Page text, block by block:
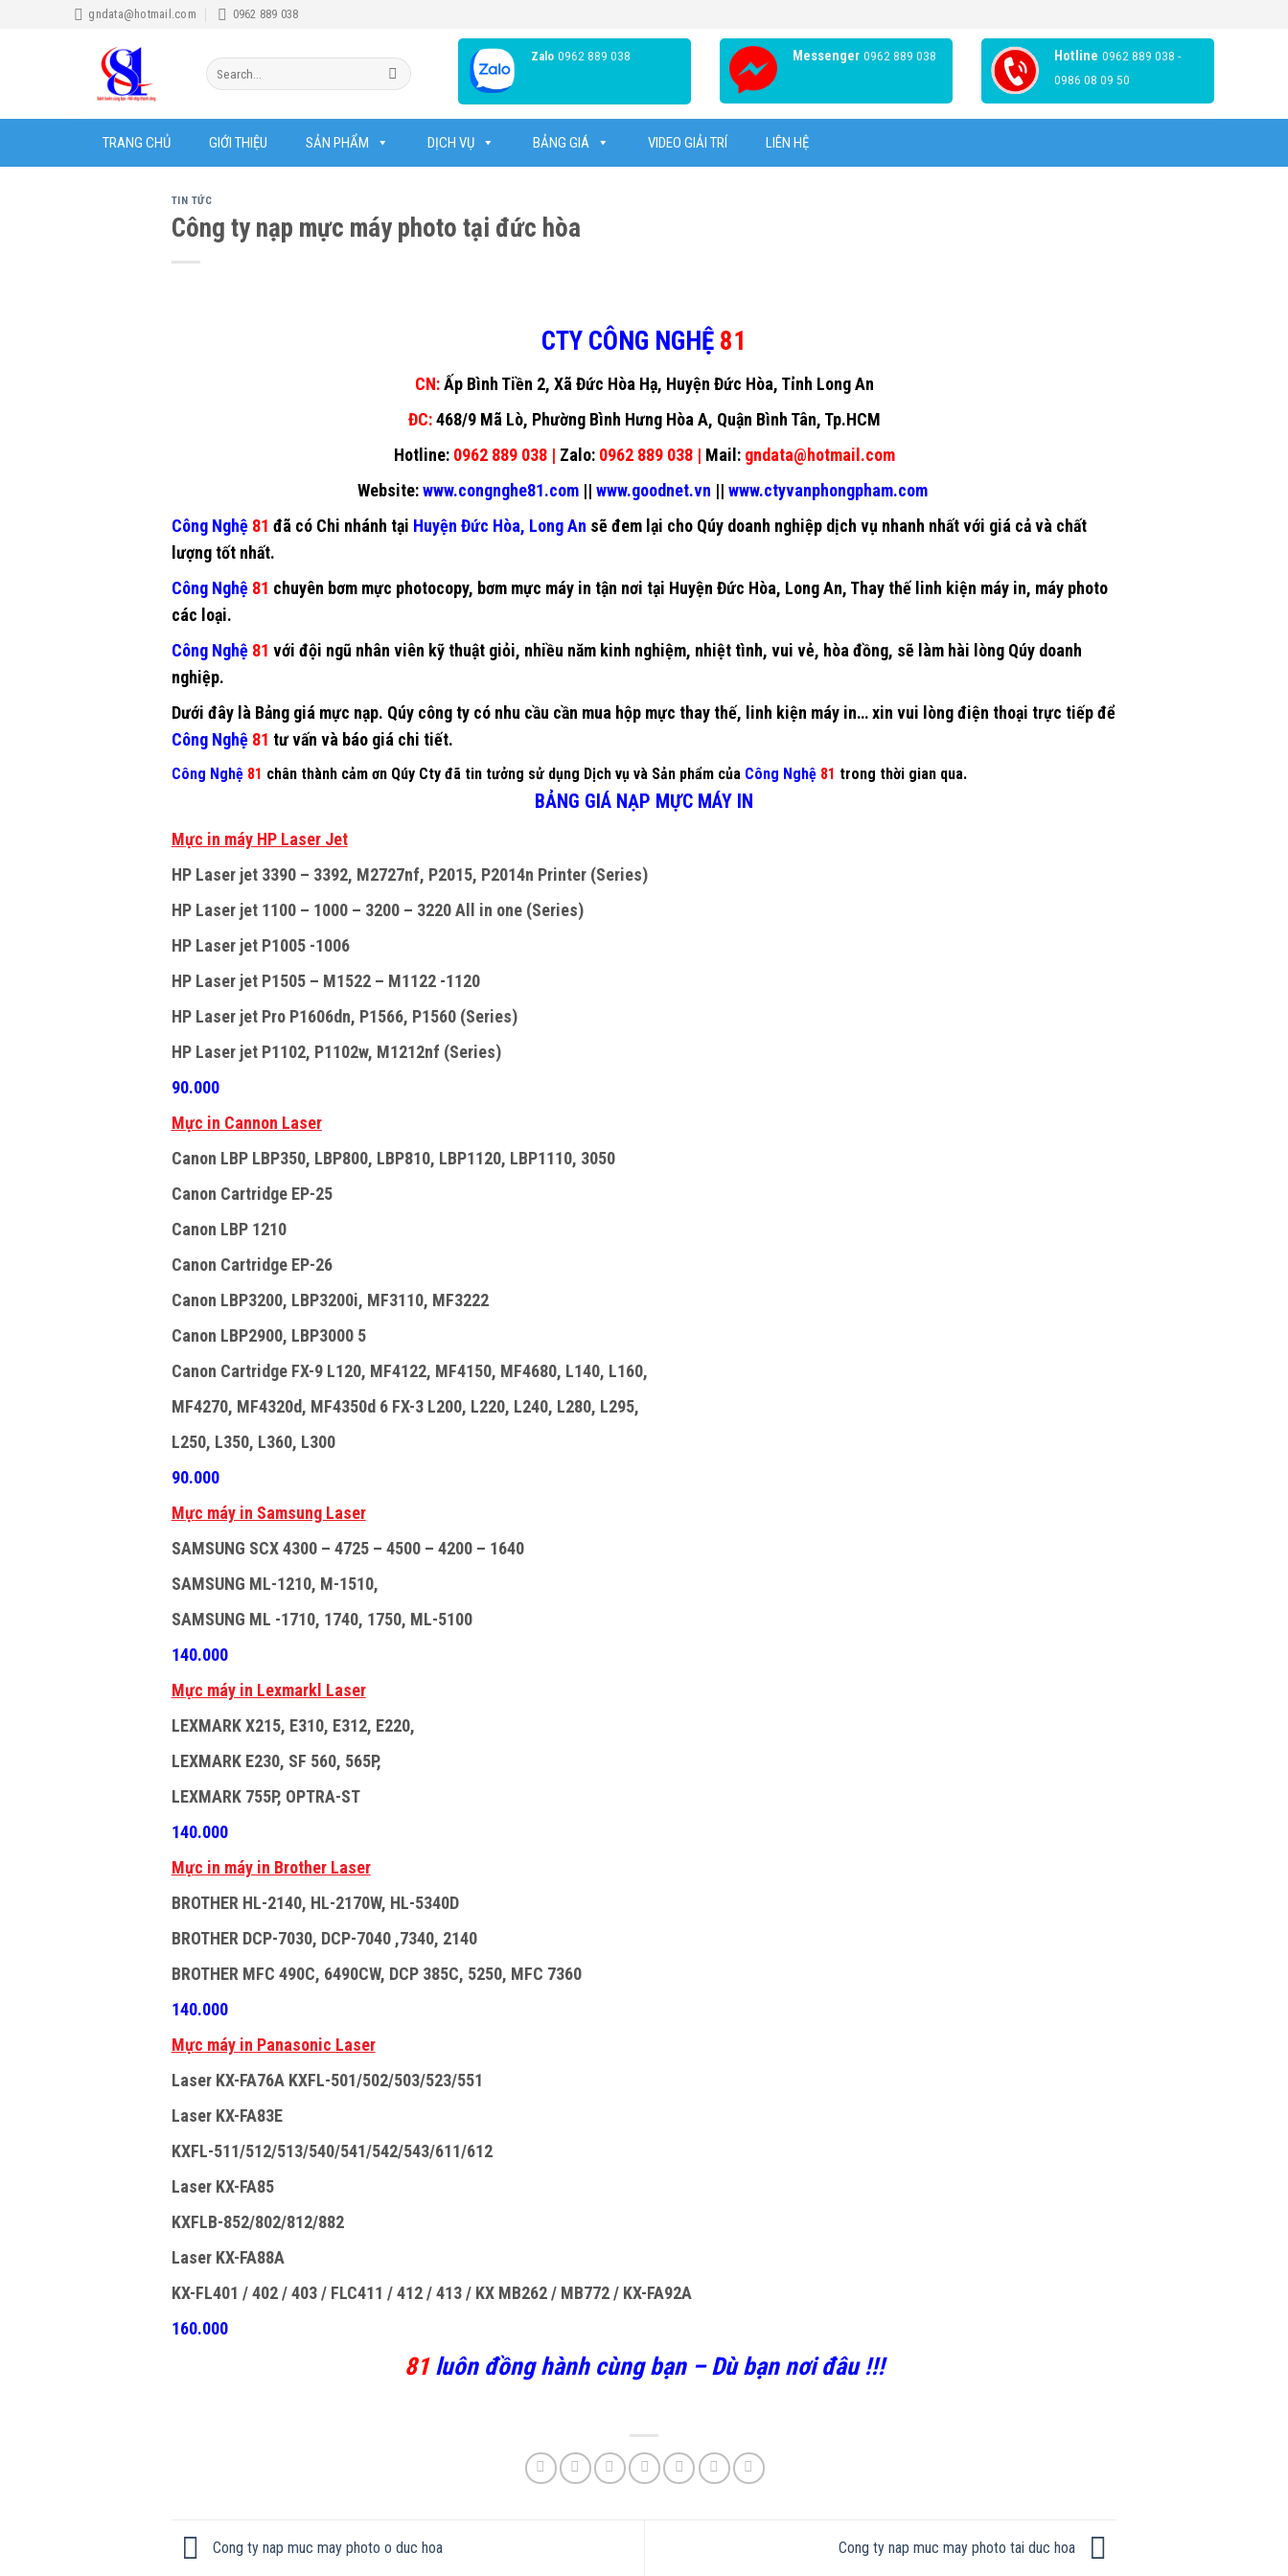
gndata@hotmail.com 0962 889 038
Search
for:
Zalo 0962 889 038 Messenger 0962 889 038 Hotline 0962 889 038 -
0986 08 09 50
TRANG CHỦ GIỚI THIỆU SẢN PHẨM DỊCH VỤ BẢNG GIÁ VIDEO GIẢI TRÍ LIÊN HỆ
TIN TỨC
Công ty nạp mực máy photo tại đức hòa
CTY CÔNG NGHỆ 81
CN: Ấp Bình Tiền 2, Xã Đức Hòa Hạ, Huyện Đức Hòa, Tỉnh Long An
ĐC: 468/9 Mã Lò, Phường Bình Hưng Hòa A, Quận Bình Tân, Tp.HCM
Hotline:0962 889 038 | Zalo:0962 889 038 | Mail:gndata@hotmail.com
Website:www.congnghe81.com || www.goodnet.vn || www.ctyvanphongpham.com
Công Nghệ 81 đã có Chi nhánh tại Huyện Đức Hòa, Long An sẽ đem lại cho Qúy doanh nghiệp dịch vụ nhanh nhất với giá cả và chất
lượng tốt nhất.
Công Nghệ 81 chuyên bơm mực photocopy, bơm mực máy in tận nơi tại Huyện Đức Hòa, Long An, Thay thế linh kiện máy in, máy photo
các loại.
Công Nghệ 81 với đội ngũ nhân viên kỹ thuật giỏi, nhiều năm kinh nghiệm, nhiệt tình, vui vẻ, hòa đồng, sẽ làm hài lòng Qúy doanh
nghiệp.
Dưới đây là Bảng giá mực nạp. Qúy công ty có nhu cầu cần mua hộp mực thay thế, linh kiện máy in… xin vui lòng điện thoại trực tiếp để
Công Nghệ 81 tư vấn và báo giá chi tiết.
Công Nghệ 81 chân thành cảm ơn Qúy Cty đã tin tưởng sử dụng Dịch vụ và Sản phẩm của Công Nghệ 81 trong thời gian qua.
BẢNG GIÁ NẠP MỰC MÁY IN
Mực in máy HP Laser Jet
HP Laser jet 3390 – 3392, M2727nf, P2015, P2014n Printer (Series)
HP Laser jet 1100 – 1000 – 3200 – 3220 All in one (Series)
HP Laser jet P1005 -1006
HP Laser jet P1505 – M1522 – M1122 -1120
HP Laser jet Pro P1606dn, P1566, P1560 (Series)
HP Laser jet P1102, P1102w, M1212nf (Series)
90.000
Mực in Cannon Laser
Canon LBP LBP350, LBP800, LBP810, LBP1120, LBP1110, 3050
Canon Cartridge EP-25
Canon LBP 1210
Canon Cartridge EP-26
Canon LBP3200, LBP3200i, MF3110, MF3222
Canon LBP2900, LBP3000 5
Canon Cartridge FX-9 L120, MF4122, MF4150, MF4680, L140, L160,
MF4270, MF4320d, MF4350d 6 FX-3 L200, L220, L240, L280, L295,
L250, L350, L360, L300
90.000
Mực máy in Samsung Laser
SAMSUNG SCX 4300 – 4725 – 4500 – 4200 – 1640
SAMSUNG ML-1210, M-1510,
SAMSUNG ML -1710, 1740, 1750, ML-5100
140.000
Mực máy in Lexmarkl Laser
LEXMARK X215, E310, E312, E220,
LEXMARK E230, SF 560, 565P,
LEXMARK 755P, OPTRA-ST
140.000
Mực in máy in Brother Laser
BROTHER HL-2140, HL-2170W, HL-5340D
BROTHER DCP-7030, DCP-7040 ,7340, 2140
BROTHER MFC 490C, 6490CW, DCP 385C, 5250, MFC 7360
140.000
Mực máy in Panasonic Laser
Laser KX-FA76A KXFL-501/502/503/523/551
Laser KX-FA83E
KXFL-511/512/513/540/541/542/543/611/612
Laser KX-FA85
KXFLB-852/802/812/882
Laser KX-FA88A
KX-FL401 / 402 / 403 / FLC411 / 412 / 413 / KX MB262 / MB772 / KX-FA92A
160.000
81luôn đồng hành cùng bạn – Dù bạn nơi đâu !!!
Cong ty nap muc may photo o duc hoa Cong ty nap muc may photo tai duc hoa